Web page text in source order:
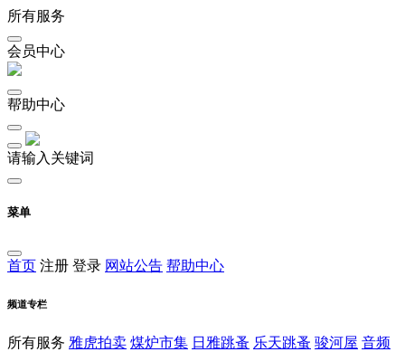
所有服务
会员中心
帮助中心
请输入关键词
菜单
首页 注册 登录 网站公告 帮助中心
频道专栏
所有服务 雅虎拍卖 煤炉市集 日雅跳蚤 乐天跳蚤 骏河屋 音频